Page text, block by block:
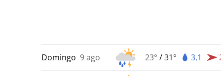
Domingo 9 ago 23° /31° 3,1